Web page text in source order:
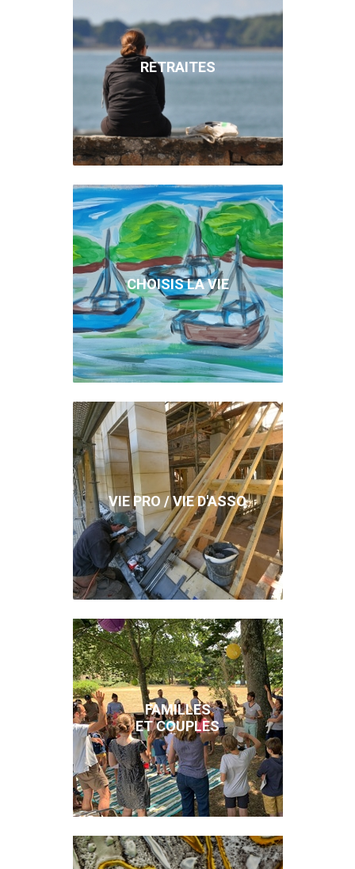
RETRAITES
CHOISIS LA VIE
VIE PRO / VIE D'ASSO
FAMILLES
ET COUPLES